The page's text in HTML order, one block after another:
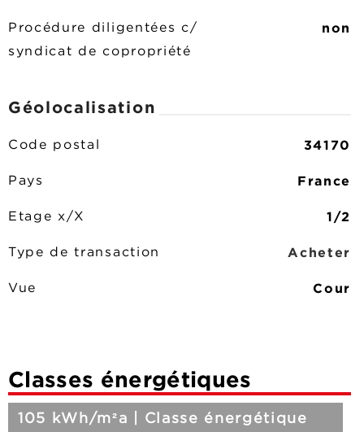
Procédure diligentées c/
syndicat de copropriété
non
Géolocalisation
Code postal 34170
Pays France
Etage x/X 1/2
Type de transaction Acheter
Vue Cour
Classes énergétiques
105 kWh/m²a | Classe énergétique